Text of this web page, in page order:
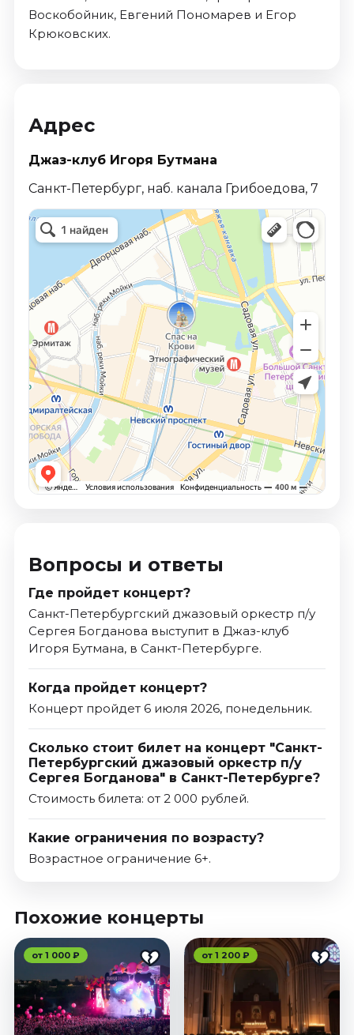
Воскобойник, Евгений Пономарев и Егор
Крюковских.
Адрес
Джаз-клуб Игоря Бутмана
Санкт-Петербург, наб. канала Грибоедова, 7
Вопросы и ответы
Где пройдет концерт?
Санкт-Петербургский джазовый оркестр п/у
Сергея Богданова выступит в Джаз-клуб
Игоря Бутмана, в Санкт-Петербурге.
Когда пройдет концерт?
Концерт пройдет 6 июля 2026, понедельник.
Сколько стоит билет на концерт "Санкт-
Петербургский джазовый оркестр п/у
Сергея Богданова" в Санкт-Петербурге?
Стоимость билета: от 2 000 рублей.
Какие ограничения по возрасту?
Возрастное ограничение 6+.
Похожие концерты
от 1 000 ₽ от 1 200 ₽